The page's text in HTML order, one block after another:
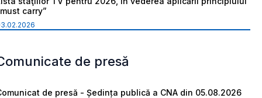
carry”
de presă
de presă - Ședința publică a CNA din 05.08.2026